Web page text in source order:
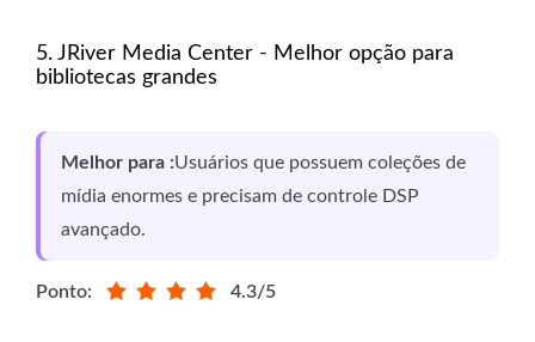
5. JRiver Media Center - Melhor opção para
bibliotecas grandes
Melhor para :Usuários que possuem coleções de
mídia enormes e precisam de controle DSP
avançado.
Ponto: 4.3/5